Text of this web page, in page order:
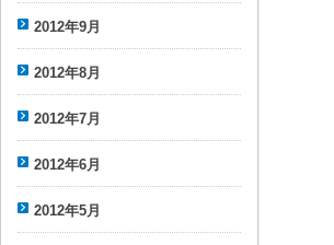
2012年9月
2012年8月
2012年7月
2012年6月
2012年5月